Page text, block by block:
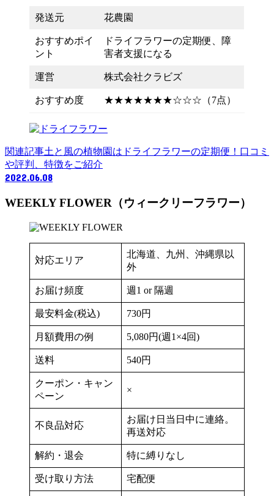
発送元 花農園
おすすめポイ
ント
ドライフラワーの定期便、障
害者支援になる
運営 株式会社クラビズ
おすすめ度 ★★★★★★★☆☆☆（7点）
関連記事土と風の植物園はドライフラワーの定期便！口コミ
や評判、特徴をご紹介
2022.06.08
WEEKLY FLOWER（ウィークリーフラワー）
対応エリア
北海道、九州、沖縄県以
外
お届け頻度 週1 or 隔週
最安料金(税込) 730円
月額費用の例 5,080円(週1×4回)
送料 540円
クーポン・キャン
ペーン
×
不良品対応
お届け日当日中に連絡。
再送対応
解約・退会 特に縛りなし
受け取り方法 宅配便